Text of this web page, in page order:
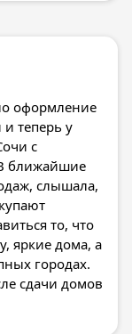
оформление
теперь у
с
ближайшие
слышала,
то, что
яркие дома, а
городах.
сдачи домов